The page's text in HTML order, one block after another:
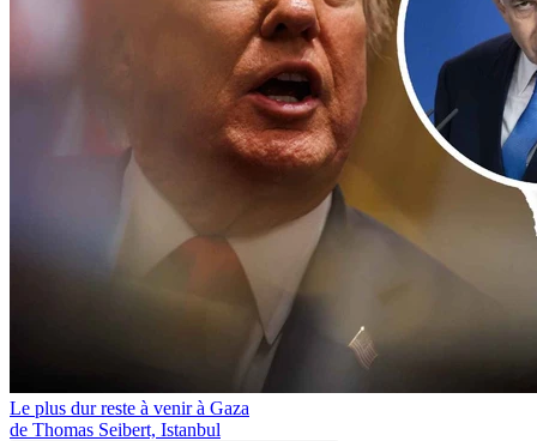
Le plus dur reste à venir à Gaza
de Thomas Seibert, Istanbul